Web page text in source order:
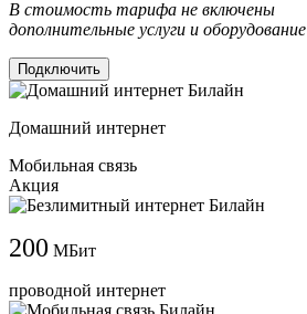
В стоимость тарифа не включены
дополнительные услуги и оборудование
Подключить
Домашний интернет
Мобильная связь
Акция
200 МБит
проводной интернет